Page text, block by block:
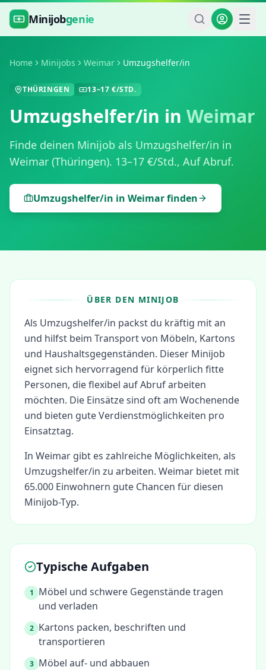
Zum Hauptinhalt springen
Minijobgenie
Home Minijobs Weimar Umzugshelfer/in
THÜRINGEN 13–17 €/STD.
Umzugshelfer/in in Weimar
Finde deinen Minijob als Umzugshelfer/in in
Weimar (Thüringen). 13–17 €/Std., Auf Abruf.
Umzugshelfer/in in Weimarfinden
ÜBER DEN MINIJOB
Als Umzugshelfer/in packst du kräftig mit an
und hilfst beim Transport von Möbeln, Kartons
und Haushaltsgegenständen. Dieser Minijob
eignet sich hervorragend für körperlich fitte
Personen, die flexibel auf Abruf arbeiten
möchten. Die Einsätze sind oft am Wochenende
und bieten gute Verdienstmöglichkeiten pro
Einsatztag.
In Weimar gibt es zahlreiche Möglichkeiten, als
Umzugshelfer/in zu arbeiten. Weimar bietet mit
65.000 Einwohnern gute Chancen für diesen
Minijob-Typ.
Typische Aufgaben
1
Möbel und schwere Gegenstände tragen
und verladen
2 Kartons packen, beschriften und
transportieren
3 Möbel auf- und abbauen